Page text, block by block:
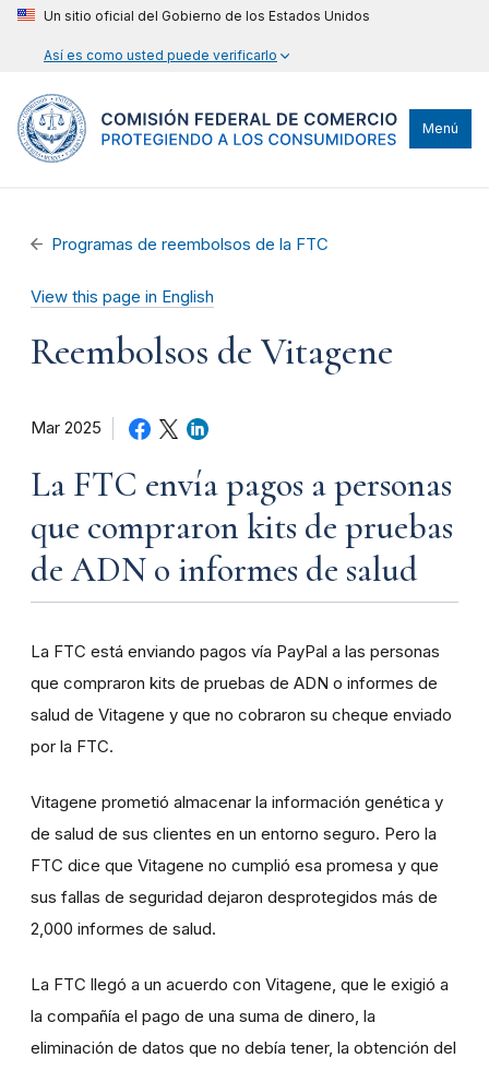
Un sitio oficial del Gobierno de los Estados Unidos
Así es como usted puede verificarlo
Menú
Programas de reembolsos de la FTC
View this page in English
Reembolsos de Vitagene
Mar 2025
La FTC envía pagos a personas
que compraron kits de pruebas
de ADN o informes de salud
La FTC está enviando pagos vía PayPal a las personas
que compraron kits de pruebas de ADN o informes de
salud de Vitagene y que no cobraron su cheque enviado
por la FTC.
Vitagene prometió almacenar la información genética y
de salud de sus clientes en un entorno seguro. Pero la
FTC dice que Vitagene no cumplió esa promesa y que
sus fallas de seguridad dejaron desprotegidos más de
2,000 informes de salud.
La FTC llegó a un acuerdo con Vitagene, que le exigió a
la compañía el pago de una suma de dinero, la
eliminación de datos que no debía tener, la obtención del